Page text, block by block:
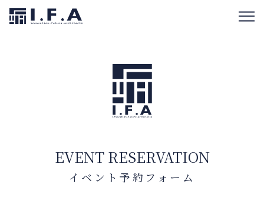
EVENT RESERVATION
イベント予約フォーム